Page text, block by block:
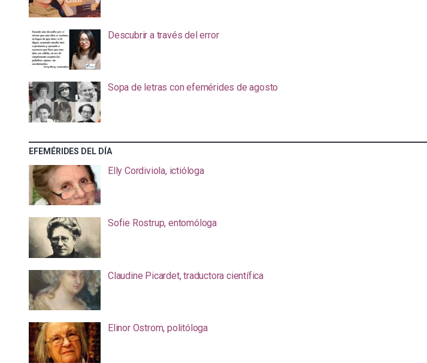
Descubrir a través del error
Sopa de letras con efemérides de agosto
EFEMÉRIDES DEL DÍA
Elly Cordiviola, ictióloga
Sofie Rostrup, entomóloga
Claudine Picardet, traductora científica
Elinor Ostrom, politóloga